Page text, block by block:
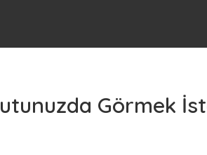
Görmek